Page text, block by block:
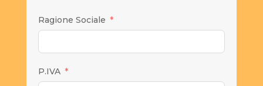
Ragione Sociale
P.IVA